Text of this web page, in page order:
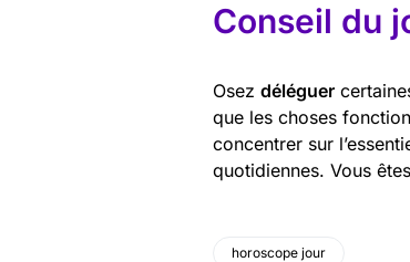
Conseil du
Osez déléguer
que les choses
concentrer sur
quotidiennes. Vous
horoscope jour